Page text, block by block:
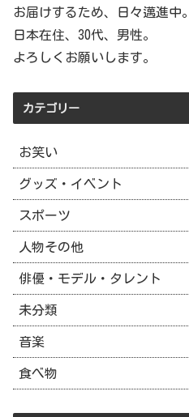
お届けするため、日々邁進中。
日本在住、30代、男性。
よろしくお願いします。
カテゴリー
お笑い
グッズ・イベント
スポーツ
人物その他
俳優・モデル・タレント
未分類
音楽
食べ物